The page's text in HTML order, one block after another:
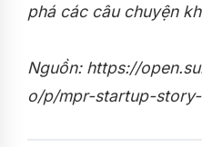
phá các câu chuyện
Nguồn: https://
o/p/mpr-startup-